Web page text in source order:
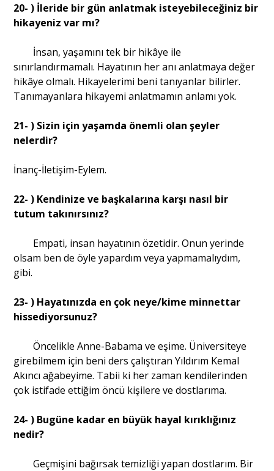
20- ) İleride bir gün anlatmak isteyebileceğiniz bir
hikayeniz var mı?
İnsan, yaşamını tek bir hikâye ile
sınırlandırmamalı. Hayatının her anı anlatmaya değer
hikâye olmalı. Hikayelerimi beni tanıyanlar bilirler.
Tanımayanlara hikayemi anlatmamın anlamı yok.
21- ) Sizin için yaşamda önemli olan şeyler
nelerdir?
İnanç-İletişim-Eylem.
22- ) Kendinize ve başkalarına karşı nasıl bir
tutum takınırsınız?
Empati, insan hayatının özetidir. Onun yerinde
olsam ben de öyle yapardım veya yapmamalıydım,
gibi.
23- ) Hayatınızda en çok neye/kime minnettar
hissediyorsunuz?
Öncelikle Anne-Babama ve eşime. Üniversiteye
girebilmem için beni ders çalıştıran Yıldırım Kemal
Akıncı ağabeyime. Tabii ki her zaman kendilerinden
çok istifade ettiğim öncü kişilere ve dostlarıma.
24- ) Bugüne kadar en büyük hayal kırıklığınız
nedir?
Geçmişini bağırsak temizliği yapan dostlarım. Bir